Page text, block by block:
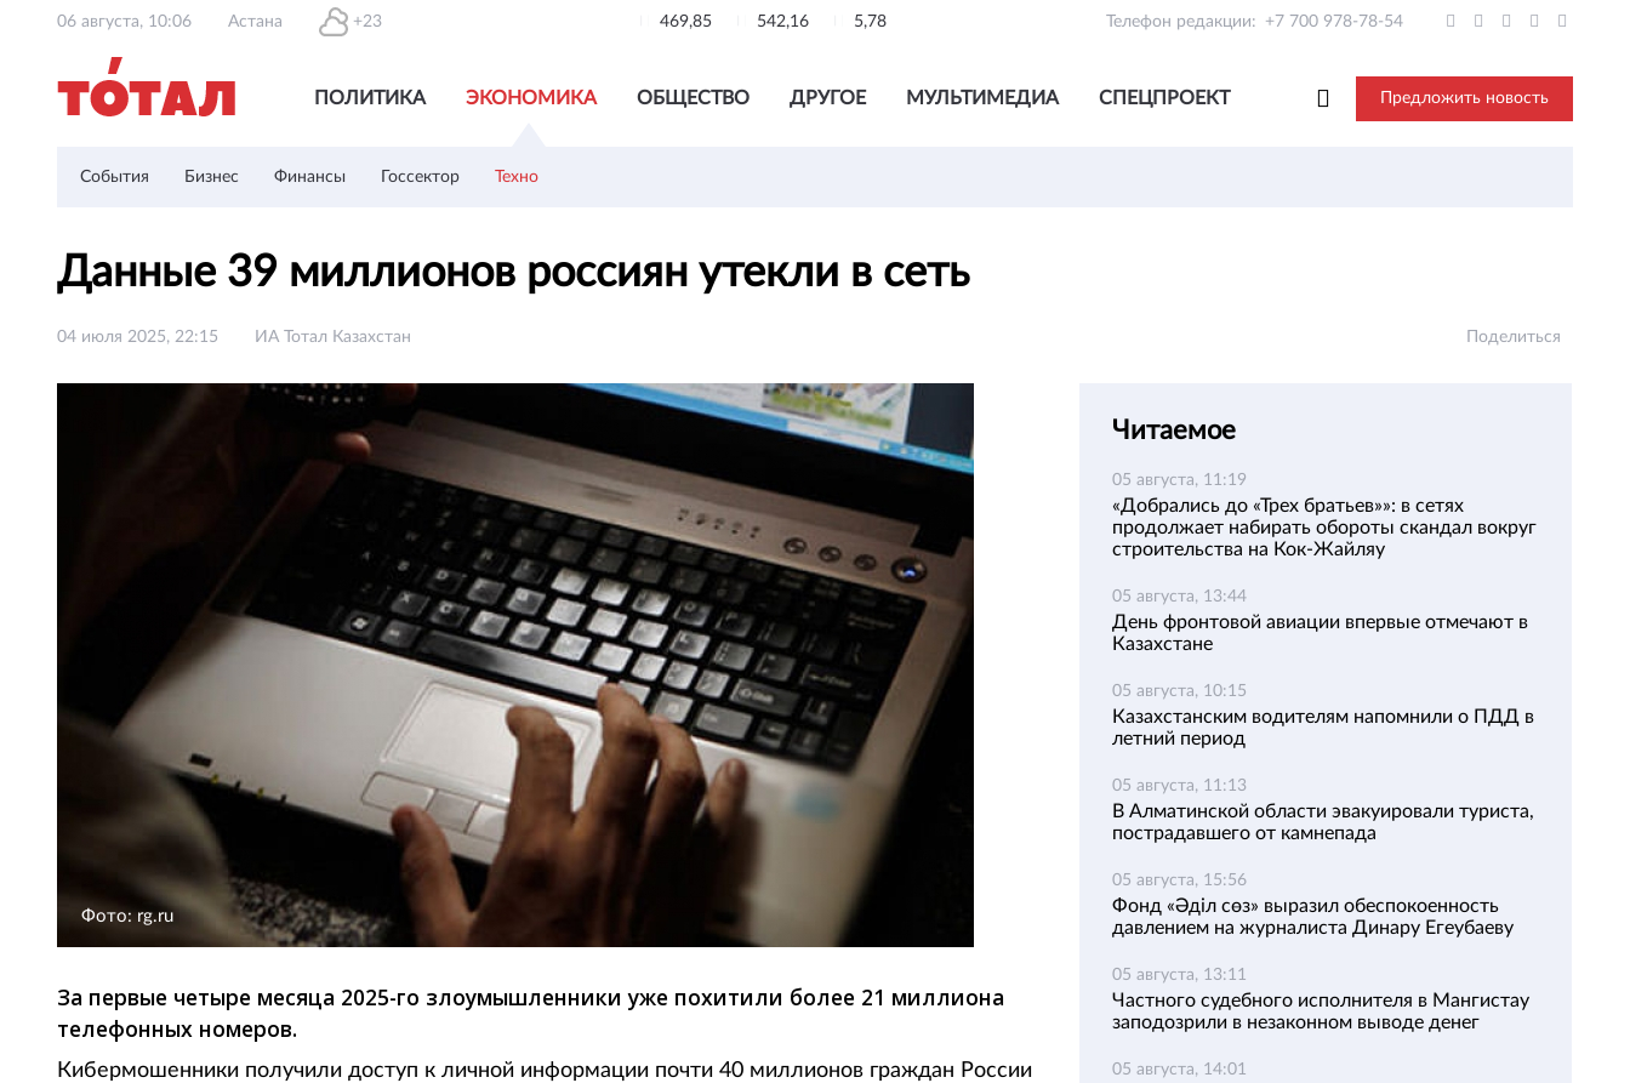
06 августа, 10:06 Астана +23 469,85 542,16 5,78 Телефон редакции: +7 700 978-78-54
ПОЛИТИКА ЭКОНОМИКА ОБЩЕСТВО ДРУГОЕ МУЛЬТИМЕДИА СПЕЦПРОЕКТ Предложить новость
События Бизнес Финансы Госсектор Техно
Данные 39 миллионов россиян утекли в сеть
04 июля 2025, 22:15 ИА Тотал Казахстан Поделиться
Фото: rg.ru
За первые четыре месяца 2025-го злоумышленники уже похитили более 21 миллиона
телефонных номеров.
Кибермошенники получили доступ к личной информации почти 40 миллионов граждан России
Читаемое
05 августа, 11:19
«Добрались до «Трех братьев»»: в сетях
продолжает набирать обороты скандал вокруг
строительства на Кок-Жайляу
05 августа, 13:44
День фронтовой авиации впервые отмечают в
Казахстане
05 августа, 10:15
Казахстанским водителям напомнили о ПДД в
летний период
05 августа, 11:13
В Алматинской области эвакуировали туриста,
пострадавшего от камнепада
05 августа, 15:56
Фонд «Әділ сөз» выразил обеспокоенность
давлением на журналиста Динару Егеубаеву
05 августа, 13:11
Частного судебного исполнителя в Мангистау
заподозрили в незаконном выводе денег
05 августа, 14:01